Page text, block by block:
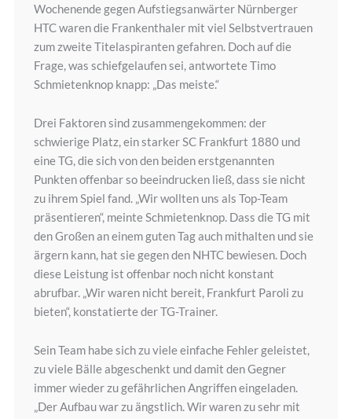
Wochenende gegen Aufstiegsanwärter Nürnberger
HTC waren die Frankenthaler mit viel Selbstvertrauen
zum zweite Titelaspiranten gefahren. Doch auf die
Frage, was schiefgelaufen sei, antwortete Timo
Schmietenknop knapp: „Das meiste.“
Drei Faktoren sind zusammengekommen: der
schwierige Platz, ein starker SC Frankfurt 1880 und
eine TG, die sich von den beiden erstgenannten
Punkten offenbar so beeindrucken ließ, dass sie nicht
zu ihrem Spiel fand. „Wir wollten uns als Top-Team
präsentieren“, meinte Schmietenknop. Dass die TG mit
den Großen an einem guten Tag auch mithalten und sie
ärgern kann, hat sie gegen den NHTC bewiesen. Doch
diese Leistung ist offenbar noch nicht konstant
abrufbar. „Wir waren nicht bereit, Frankfurt Paroli zu
bieten“, konstatierte der TG-Trainer.
Sein Team habe sich zu viele einfache Fehler geleistet,
zu viele Bälle abgeschenkt und damit den Gegner
immer wieder zu gefährlichen Angriffen eingeladen.
„Der Aufbau war zu ängstlich. Wir waren zu sehr mit